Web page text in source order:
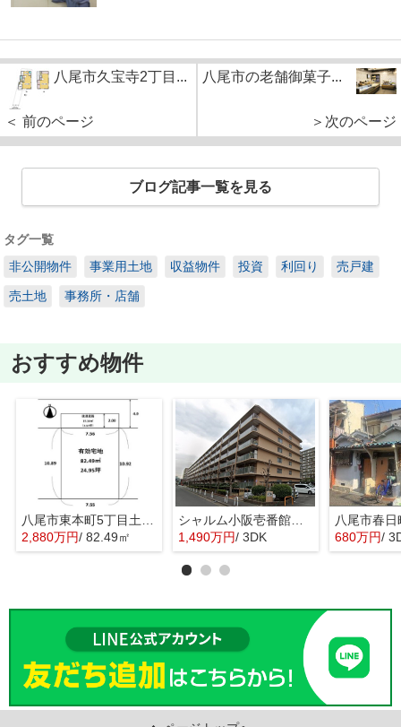
八尾市久宝寺2丁目...
＜ 前のページ
八尾市の老舗御菓子...
＞次のページ
ブログ記事一覧を見る
タグ一覧
非公開物件
事業用土地 収益物件 投資 利回り 売戸建
売土地 事務所・店舗
おすすめ物件
八尾市東本町5丁目土地 八尾小学校区 近鉄八尾駅
2,880万円/ 82.49㎡
シャルム小阪壱番館 西堤小学校区 近鉄河内小阪駅
1,490万円/ 3DK 680万円/